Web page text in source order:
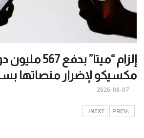
إلزام “ميتا”
مكسيكو لإضرار منصاتها
2026-08-07
PREV
NEXT